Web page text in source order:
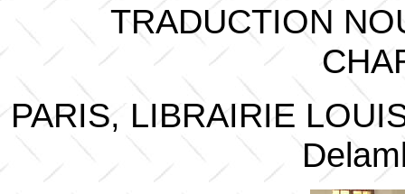
TRADUCTION
PARIS, LIBRAIRIE